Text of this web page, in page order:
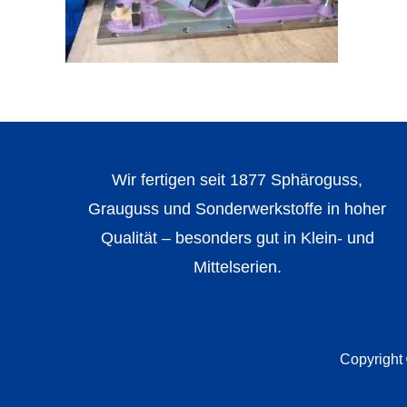
Wir fertigen seit 1877 Sphäroguss,
Grauguss und Sonderwerkstoffe in hoher
Qualität – besonders gut in Klein- und
Mittelserien.
Copyright